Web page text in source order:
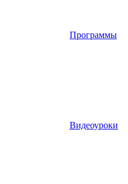
Программы
Видеоуроки